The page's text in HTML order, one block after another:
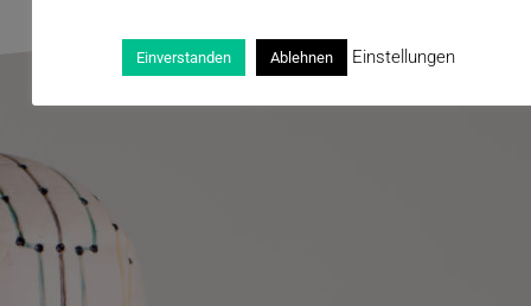
Einverstanden Ablehnen Einstellungen